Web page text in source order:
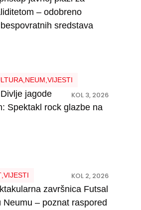
– odobreno
sredstava
, NEUM VIJESTI
KOL 3, 2026
jagode
Spektakl rock glazbe na
, VIJESTI KOL 2, 2026
završnica Futsal
Neumu – poznat raspored